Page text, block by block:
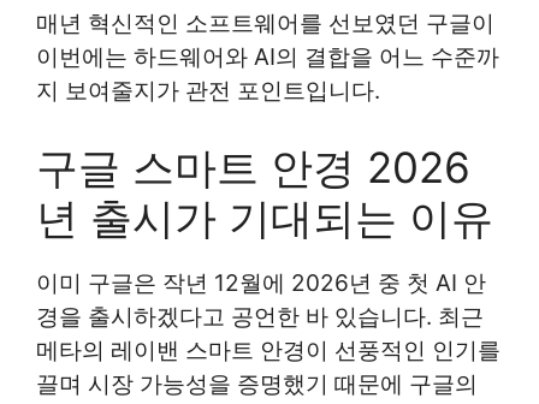
매년 혁신적인 소프트웨어를 선보였던 구글이
이번에는 하드웨어와 AI의 결합을 어느 수준까
지 보여줄지가 관전 포인트입니다.
구글 스마트 안경 2026
년 출시가 기대되는 이유
이미 구글은 작년 12월에 2026년 중 첫 AI 안
경을 출시하겠다고 공언한 바 있습니다. 최근
메타의 레이밴 스마트 안경이 선풍적인 인기를
끌며 시장 가능성을 증명했기 때문에 구글의